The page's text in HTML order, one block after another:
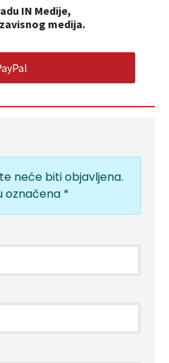
IN Medije,
medija.
neće biti objavljena.
označena *